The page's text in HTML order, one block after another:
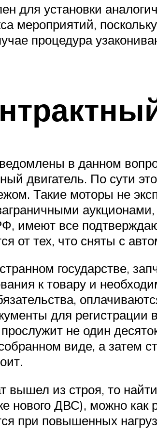
для установки
мероприятий,
процедура
в данном
двигатель. По сути
Такие моторы не
имеют все
от тех, что сняты с
государстве,
к товару и
для
не один
виде, а затем
вышел из строя, то
нового ДВС), можно
при повышенных